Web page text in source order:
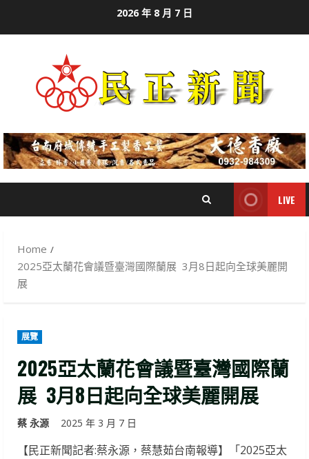
2026 年 8 月 7 日
LIVE
Home
2025亞太蘭花會議暨臺灣國際蘭展 3月8日起向全球美麗開
展
展覽
2025亞太蘭花會議暨臺灣國際蘭
展 3月8日起向全球美麗開展
蔡 永源 2025 年 3 月 7 日
【民正新聞記者:蔡永源，蔡慧茹台南報導】「2025亞太